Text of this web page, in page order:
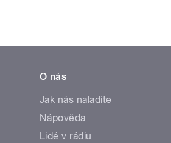
O nás
Jak nás naladíte
Nápověda
Lidé v rádiu